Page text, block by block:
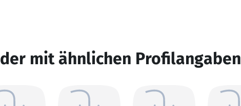
mit ähnlichen Profilangaben